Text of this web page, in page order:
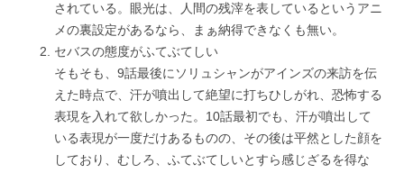
されている。眼光は、人間の残滓を表しているというアニ
メの裏設定があるなら、まぁ納得できなくも無い。
セバスの態度がふてぶてしい
そもそも、9話最後にソリュシャンがアインズの来訪を伝
えた時点で、汗が噴出して絶望に打ちひしがれ、恐怖する
表現を入れて欲しかった。10話最初でも、汗が噴出して
いる表現が一度だけあるものの、その後は平然とした顔を
しており、むしろ、ふてぶてしいとすら感じざるを得な